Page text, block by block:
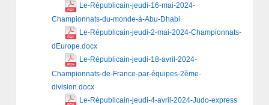
Le-Républicain-jeudi-16-mai-2024-
Championnats-du-monde-à-Abu-Dhabi
Le-Républicain-jeudi-2-mai-2024-Championnats-
dEurope.docx
Le-Républicain-jeudi-18-avril-2024-
Championnats-de-France-par-équipes-2ème-
division.docx
Le-Républicain-jeudi-4-avril-2024-Judo-express